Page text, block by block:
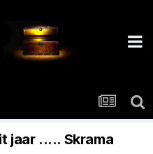
jaar ..... Skrama